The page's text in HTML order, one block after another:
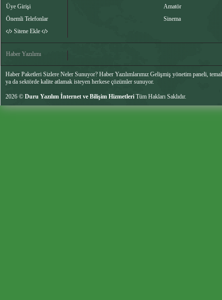
Üye Girişi
Önemli Telefonlar
Sitene Ekle
Amatör
Sinema
Haber Yazılımı
Haber Paketleri Sizlere Neler Sunuyor? Haber Yazılımlarımız Gelişmiş yönetim paneli,
ya da sektörde kalite atlamak isteyen herkese çözümler sunuyor.
2026 © Duru Yazılım İnternet ve Bilişim Hizmetleri Tüm Hakları Saklıdır.